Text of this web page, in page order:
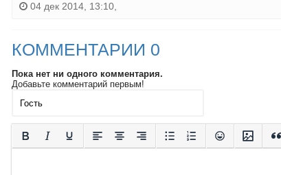
04 дек 2014, 13:10,
КОММЕНТАРИИ 0
Пока нет ни одного комментария.
Добавьте комментарий первым!